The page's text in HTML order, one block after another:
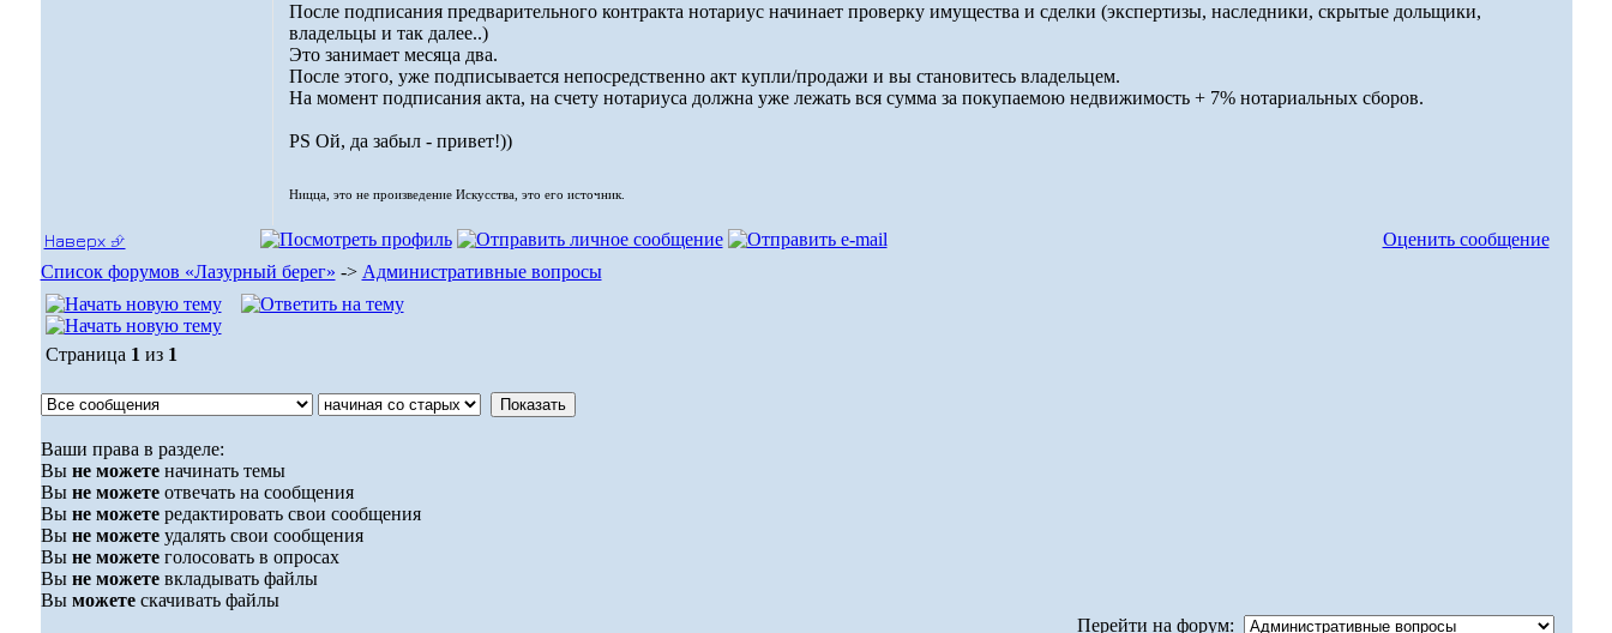
После подписания предварительного контракта нотариус начинает проверку имущества и сделки (экспертизы, наследники, скрытые дольщики,
владельцы и так далее..)
Это занимает месяца два.
После этого, уже подписывается непосредственно акт купли/продажи и вы становитесь владельцем.
На момент подписания акта, на счету нотариуса должна уже лежать вся сумма за покупаемою недвижимость + 7% нотариальных сборов.
PS Ой, да забыл - привет!))
Ницца, это не произведение Искусства, это его источник.
Наверх ⮵
Оценить сообщение
Список форумов «Лазурный берег» -> Административные вопросы
Страница 1 из 1
Ваши права в разделе:
Вы не можетеначинать темы
Вы не можетеотвечать на сообщения
Вы не можетередактировать свои сообщения
Вы не можетеудалять свои сообщения
Вы не можетеголосовать в опросах
Вы не можетевкладывать файлы
Вы можетескачивать файлы
Перейти на форум: